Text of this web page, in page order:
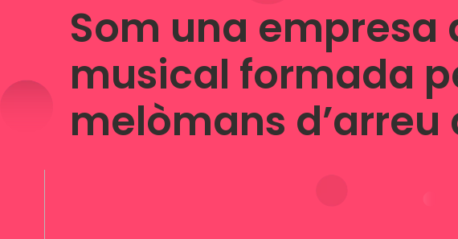
Som una empresa
musical formada
melòmans d’arreu